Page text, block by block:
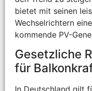
bietet mit seinen
Wechselrichtern
kommende PV-
Gesetzliche
für
In Deutschland gilt